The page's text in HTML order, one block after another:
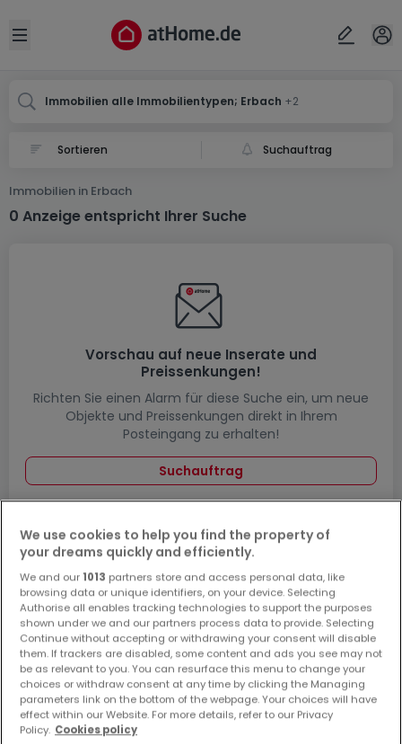
Open sidebar
Immobilien alle Immobilientypen; Erbach +2
Suchauftrag
Immobilien in Erbach
0 Anzeige entspricht Ihrer Suche
Vorschau auf neue Inserate und
Preissenkungen!
Richten Sie einen Alarm für diese Suche ein, um neue
Objekte und Preissenkungen direkt in Ihrem
Posteingang zu erhalten!
Suchauftrag
Immobilien in der Nähe von Erbach
Immobilien Bad König
Immobilien Brensbach
Immobilien Fränkisch-Crumbach
Immobilien Michelstadt
Immobilien Breuberg
Immobilienkategorien in Erbach
Ort
Abbrechen ok
We use cookies to help you find the property of
your dreams quickly and efficiently.
We and our 1013 partners store and access personal data, like
browsing data or unique identifiers, on your device. Selecting
Authorise all enables tracking technologies to support the purposes
shown under we and our partners process data to provide. Selecting
Continue without accepting or withdrawing your consent will disable
them. If trackers are disabled, some content and ads you see may not
be as relevant to you. You can resurface this menu to change your
choices or withdraw consent at any time by clicking the Managing
parameters link on the bottom of the webpage. Your choices will have
effect within our Website. For more details, refer to our Privacy
Policy. Cookies policy